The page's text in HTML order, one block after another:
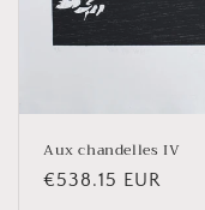
Aux chandelles IV
Prix
€538.15 EUR